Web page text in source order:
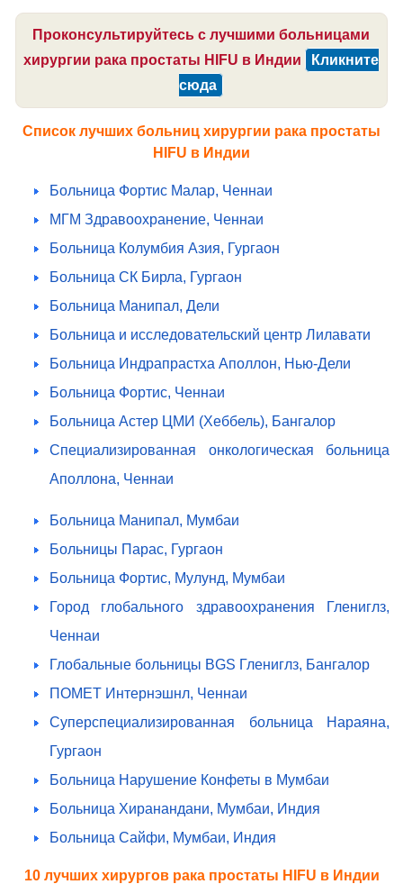
Проконсультируйтесь с лучшими больницами
хирургии рака простаты HIFU в Индии
Кликните
сюда
Список лучших больниц хирургии рака простаты
HIFU в Индии
Больница Фортис Малар, Ченнаи
МГМ Здравоохранение, Ченнаи
Больница Колумбия Азия, Гургаон
Больница СК Бирла, Гургаон
Больница Манипал, Дели
Больница и исследовательский центр Лилавати
Больница Индрапрастха Аполлон, Нью-Дели
Больница Фортис, Ченнаи
Больница Астер ЦМИ (Хеббель), Бангалор
Специализированная онкологическая больница
Аполлона, Ченнаи
Больница Манипал, Мумбаи
Больницы Парас, Гургаон
Больница Фортис, Мулунд, Мумбаи
Город глобального здравоохранения Глениглз,
Ченнаи
Глобальные больницы BGS Глениглз, Бангалор
ПОМЕТ Интернэшнл, Ченнаи
Суперспециализированная больница Нараяна,
Гургаон
Больница Нарушение Конфеты в Мумбаи
Больница Хиранандани, Мумбаи, Индия
Больница Сайфи, Мумбаи, Индия
10 лучших хирургов рака простаты HIFU в Индии